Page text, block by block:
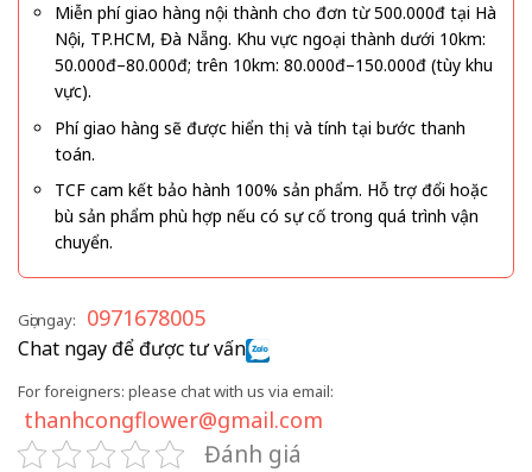
Miễn phí giao hàng nội thành cho đơn từ 500.000đ tại Hà
Nội, TP.HCM, Đà Nẵng. Khu vực ngoại thành dưới 10km:
50.000đ–80.000đ; trên 10km: 80.000đ–150.000đ (tùy khu
vực).
Phí giao hàng sẽ được hiển thị và tính tại bước thanh
toán.
TCF cam kết bảo hành 100% sản phẩm. Hỗ trợ đổi hoặc
bù sản phẩm phù hợp nếu có sự cố trong quá trình vận
chuyển.
Gọi ngay: 0971678005
Chat ngay để được tư vấn
For foreigners: please chat with us via email:
thanhcongflower@gmail.com
Đánh giá